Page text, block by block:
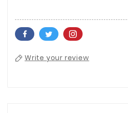
Write your review